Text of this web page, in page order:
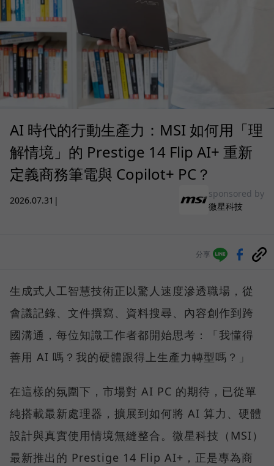
AI 時代的行動生產力：MSI 如何用「理
解情境」的 Prestige 14 Flip AI+ 重新
定義商務筆電與 Copilot+ PC？
2026.07.31 |
sponsored by
微星科技
分享
生成式人工智慧技術正以驚人速度滲透職場，從
會議記錄、文件撰寫、資料搜尋、內容創作到跨
國溝通，每位知識工作者都開始思考：「我懂得
善用 AI 嗎？我的硬體跟得上生產力轉型嗎？」
在這樣的氛圍下，市場對 AI PC 的期待，已從單
純搭載最新處理器，擴展到如何將 AI 算力、硬體
設計與真實使用情境無縫整合。微星科技（MSI）
最新推出的 Prestige 14 Flip AI+，正是專為商